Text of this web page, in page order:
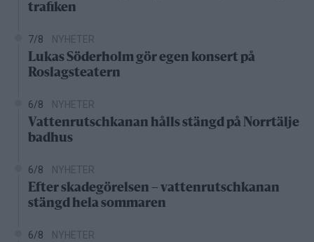
trafiken
7/8 NYHETER
Lukas Söderholm gör egen konsert på
Roslagsteatern
6/8 NYHETER
Vattenrutschkanan hålls stängd på Norrtälje
badhus
6/8 NYHETER
Efter skadegörelsen – vattenrutschkanan
stängd hela sommaren
6/8 NYHETER